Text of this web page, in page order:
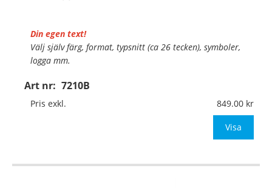
Art nr: 7210B
Din egen text!
Välj själv färg, format, typsnitt (ca 26 tecken), symboler,
logga mm.
Material:Kantvikt aluminium, 2mm (stolpmontage)
Mått:300x140mm (eller annat mått upp till 0,05m²)
Pris exkl. 849.00
Visa